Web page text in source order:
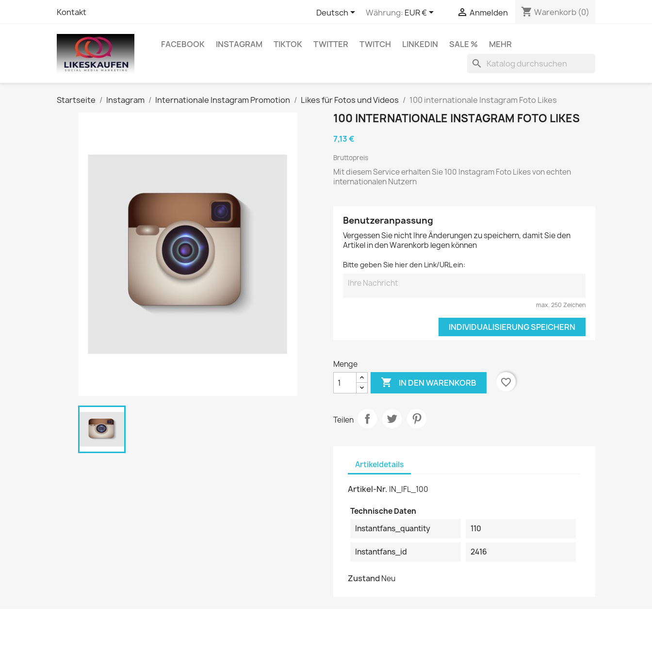
Kontakt Deutsch Währung: EUR €  Anmelden shopping_cart Warenkorb (0)
FACEBOOK INSTAGRAM TIKTOK TWITTER TWITCH LINKEDIN SALE % MEHR
search
Startseite Instagram Internationale Instagram Promotion Likes für Fotos und Videos 100 internationale Instagram Foto Likes
100 INTERNATIONALE INSTAGRAM FOTO LIKES
7,13 €
Bruttopreis
Mit diesem Service erhalten Sie 100 Instagram Foto Likes von echten
internationalen Nutzern
Benutzeranpassung
Vergessen Sie nicht Ihre Änderungen zu speichern, damit Sie den
Artikel in den Warenkorb legen können
Bitte geben Sie hier den Link/URL ein:
max. 250 Zeichen
INDIVIDUALISIERUNG SPEICHERN
Menge
 IN DEN WARENKORB favorite_border
Teilen
Artikeldetails
Artikel-Nr. IN_IFL_100
Technische Daten
Instantfans_quantity
110
Instantfans_id 2416
Zustand Neu